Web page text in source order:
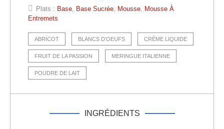
Plats : Base, Base Sucrée, Mousse, Mousse À
Entremets
ABRICOT BLANCS D’OEUFS CRÈME LIQUIDE
FRUIT DE LA PASSION MERINGUE ITALIENNE
POUDRE DE LAIT
INGRÉDIENTS